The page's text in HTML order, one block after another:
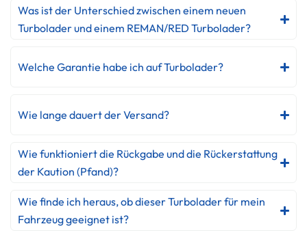
Was ist der Unterschied zwischen einem neuen
Turbolader und einem REMAN/RED Turbolader?
Welche Garantie habe ich auf Turbolader?
Wie lange dauert der Versand?
Wie funktioniert die Rückgabe und die Rückerstattung
der Kaution (Pfand)?
Wie finde ich heraus, ob dieser Turbolader für mein
Fahrzeug geeignet ist?